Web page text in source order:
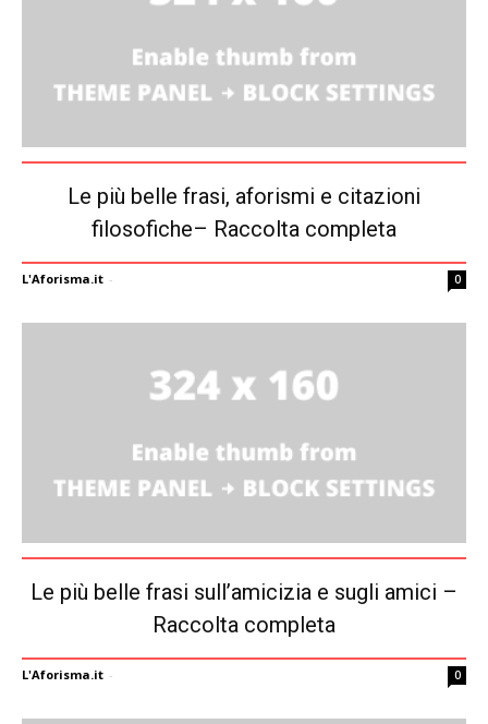
Le più belle frasi, aforismi e citazioni
filosofiche– Raccolta completa
L'Aforisma.it - 0
Le più belle frasi sull’amicizia e sugli amici –
Raccolta completa
L'Aforisma.it - 0